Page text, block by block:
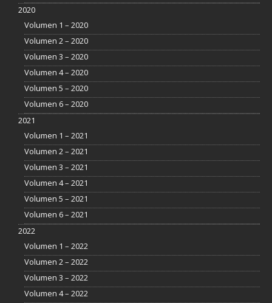
2020
Volumen 1 – 2020
Volumen 2 – 2020
Volumen 3 – 2020
Volumen 4 – 2020
Volumen 5 – 2020
Volumen 6 – 2020
2021
Volumen 1 – 2021
Volumen 2 – 2021
Volumen 3 – 2021
Volumen 4 – 2021
Volumen 5 – 2021
Volumen 6 – 2021
2022
Volumen 1 – 2022
Volumen 2 – 2022
Volumen 3 – 2022
Volumen 4 – 2022